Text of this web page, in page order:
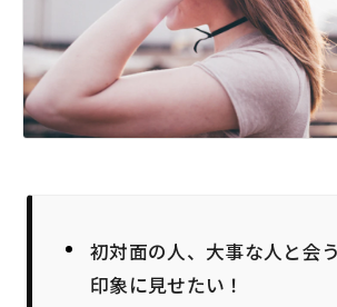
初対面の人、大事な人と会
印象に見せたい！